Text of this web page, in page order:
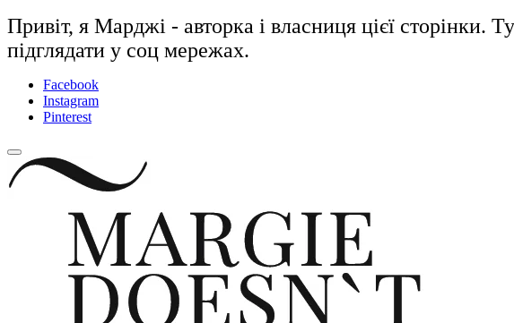
Привіт, я Марджі - авторка і власниця цієї
підглядати у соц мережах.
Facebook
Instagram
Pinterest
close
sidebar
Skip
to